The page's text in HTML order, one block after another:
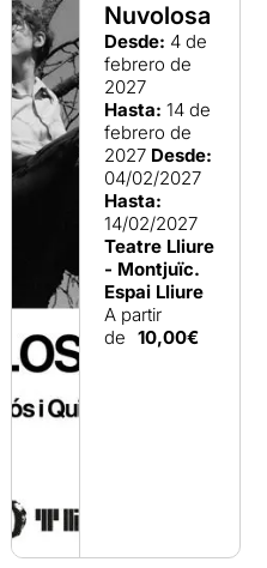
Nuvolosa
Desde: 4 de
febrero de
2027
Hasta: 14 de
febrero de
2027 Desde:
04/02/2027
Hasta:
14/02/2027
Teatre Lliure
- Montjuïc.
Espai Lliure
A partir
de 10,00€